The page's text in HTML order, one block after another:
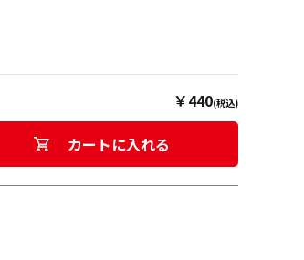
￥440(税込)
カートに入れる